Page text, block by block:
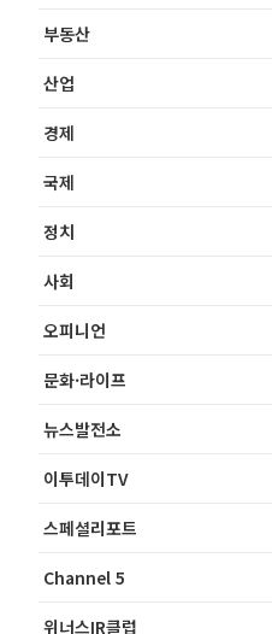
부동산
산업
경제
국제
정치
사회
오피니언
문화·라이프
뉴스발전소
이투데이TV
스페셜리포트
Channel 5
위너스IR클럽